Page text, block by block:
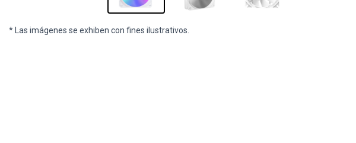
* Las imágenes se exhiben con fines ilustrativos.